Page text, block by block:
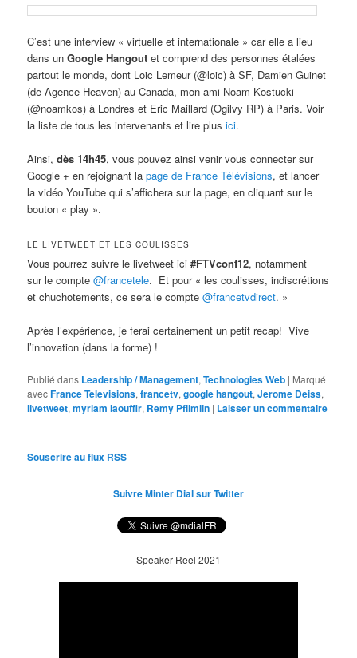
C’est une interview « virtuelle et internationale » car elle a lieu
dans unGoogle Hangout et comprend des personnes étalées
partout le monde, dont Loic Lemeur (@loic) à SF, Damien Guinet
(de Agence Heaven) au Canada, mon ami Noam Kostucki
(@noamkos) à Londres et Eric Maillard (Ogilvy RP) à Paris. Voir
la liste de tous les intervenants et lire plusici.
Ainsi,dès 14h45, vous pouvez ainsi venir vous connecter sur
Google + en rejoignant lapage de France Télévisions, et lancer
la vidéo YouTube qui s’affichera sur la page, en cliquant sur le
bouton « play ».
LE LIVETWEET ET LES COULISSES
Vous pourrez suivre le livetweet ici #FTVconf12, notamment
sur le compte@francetele. Et pour « les coulisses, indiscrétions
et chuchotements, ce sera le compte@francetvdirect. »
Après l’expérience, je ferai certainement un petit recap! Vive
l’innovation (dans la forme) !
Publié dans Leadership / Management,Technologies Web | Marqué
avecFrance Televisions,francetv,google hangout,Jerome Deiss,
livetweet,myriam laouffir, Remy Pflimlin | Laisser un commentaire
Souscrire au flux RSS
Suivre Minter Dial sur Twitter
Speaker Reel 2021